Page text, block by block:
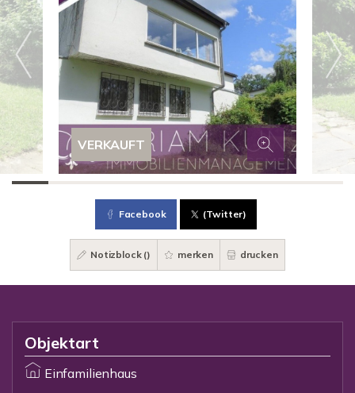
VERKAUFT
Facebook (Twitter)
Notizblock () merken drucken
Objektart
Einfamilienhaus